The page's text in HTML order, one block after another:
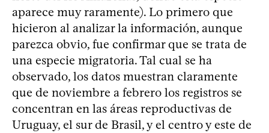
aparece muy raramente). Lo primero que
hicieron al analizar la información, aunque
parezca obvio, fue confirmar que se trata de
una especie migratoria. Tal cual se ha
observado, los datos muestran claramente
que de noviembre a febrero los registros se
concentran en las áreas reproductivas de
Uruguay, el sur de Brasil, y el centro y este de